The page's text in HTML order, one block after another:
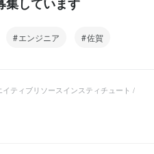
エンジニア 佐賀
ティブリソースインスティチュート /